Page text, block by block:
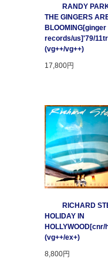
RANDY
THE GINGERS
BLOOMING[ginger
records/us]'79/
(vg++/vg++)
17,800円
RICHARD
HOLIDAY IN
(vg++/ex+)
8,800円